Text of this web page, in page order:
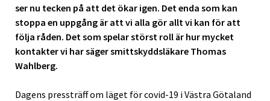
ser nu tecken på att det ökar igen. Det enda som kan
stoppa en uppgång är att vi alla gör allt vi kan för att
följa råden. Det som spelar störst roll är hur mycket
kontakter vi har säger smittskyddsläkare Thomas
Wahlberg.
Dagens pressträff om läget för covid-19 i Västra Götaland